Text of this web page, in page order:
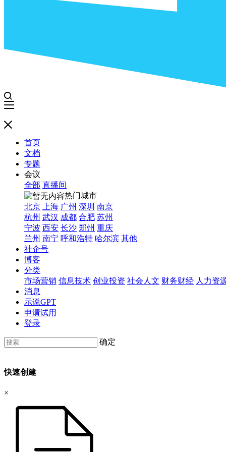
首页
文档
专题
会议
全部 直播间
热门城市
北京
上海 广州 深圳 南京
杭州 武汉 成都 合肥 苏州
宁波 西安 长沙 郑州 重庆
兰州 南宁 呼和浩特 哈尔滨 其他
社企号
博客
分类
市场营销 信息技术 创业投资 社会人文 财务财经 人力资
消息
示说GPT
申请试用
登录
确定
快速创建
×